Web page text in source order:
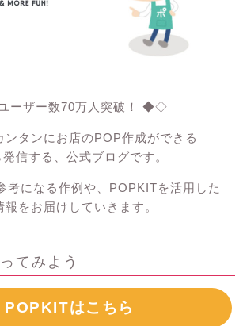
ザー数70万人突破！ ◆◇
ンタンにお店のPOP作成ができる
信する、公式ブログです。
考になる作例や、POPKITを活用した
をお届けしていきます。
てみよう
POPKITはこちら